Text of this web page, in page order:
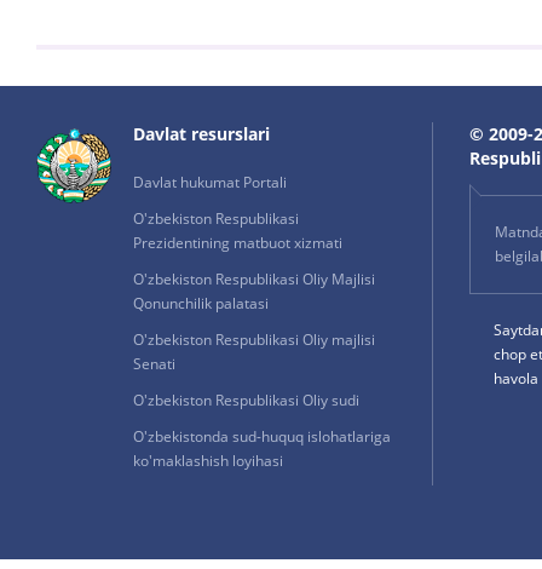
Davlat resurslari
Davlat hukumat Portali
O'zbekiston Respublikasi
Prezidentining matbuot xizmati
O'zbekiston Respublikasi Oliy Majlisi
Qonunchilik palatasi
O'zbekiston Respublikasi Oliy majlisi
Senati
O'zbekiston Respublikasi Oliy sudi
O'zbekistonda sud-huquq islohatlariga
ko'maklashish loyihasi
© 2009-
chop